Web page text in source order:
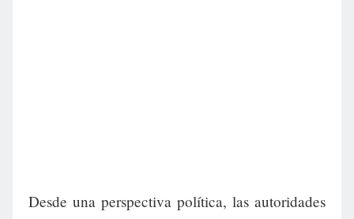
Desde una perspectiva política, las autoridades